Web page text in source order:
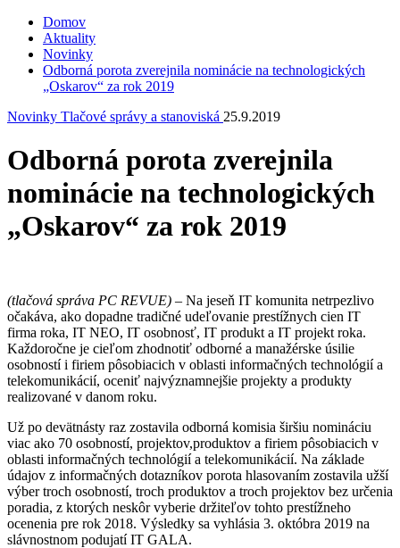
Domov
Aktuality
Novinky
Odborná porota zverejnila nominácie na technologických
„Oskarov“ za rok 2019
Novinky Tlačové správy a stanoviská 25.9.2019
Odborná porota zverejnila
nominácie na technologických
„Oskarov“ za rok 2019
(tlačová správa PC REVUE) – Na jeseň IT komunita netrpezlivo
očakáva, ako dopadne tradičné udeľovanie prestížnych cien IT
firma roka, IT NEO, IT osobnosť, IT produkt a IT projekt roka.
Každoročne je cieľom zhodnotiť odborné a manažérske úsilie
osobností i firiem pôsobiacich v oblasti informačných technológií a
telekomunikácií, oceniť najvýznamnejšie projekty a produkty
realizované v danom roku.
Už po devätnásty raz zostavila odborná komisia širšiu nomináciu
viac ako 70 osobností, projektov,produktov a firiem pôsobiacich v
oblasti informačných technológií a telekomunikácií. Na základe
údajov z informačných dotazníkov porota hlasovaním zostavila užší
výber troch osobností, troch produktov a troch projektov bez určenia
poradia, z ktorých neskôr vyberie držiteľov tohto prestížneho
ocenenia pre rok 2018. Výsledky sa vyhlásia 3. októbra 2019 na
slávnostnom podujatí IT GALA.